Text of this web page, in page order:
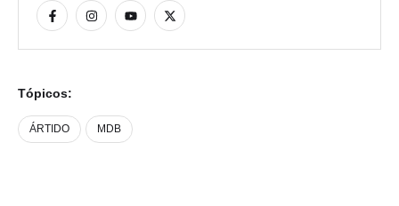
Tópicos:
ÁRTIDO MDB